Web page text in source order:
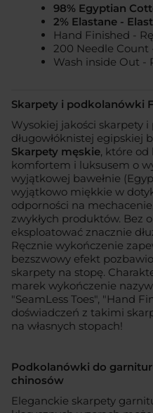
98% Egyptian
2% Elastane -
Hand Finished -
200 Needle Count
Wash inside Out -
Skarpety i podkolanówki
Wysokiej jakości skarpety
długowłóknistej egipskiej
Skarpety męskie, które od
komfortem i luksusem o
wyjątkowej bawełnie
wyjątkowo miękkie w
odporności na
zwykłych produktów. Bez
eksploatować znacznie
Ręcznie wykończenie
bezszwowy efekt
skarpety na stopę.
marek wykończenie
"SeamLess Toes", "Hand
doświadczeń z takimi
na własnych stopach!
Podkolanówki do
chinosów
Eleganckie skarpety